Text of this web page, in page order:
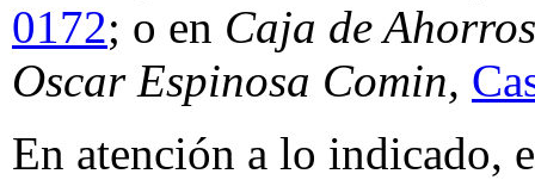
0172; o en Caja de
Oscar Espinosa Comin,
En atención a lo indicado,